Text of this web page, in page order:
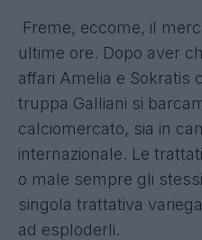
Freme, eccome, il
ultime ore. Dopo aver
affari Amelia e Sokratis
truppa Galliani si
calciomercato, sia in
internazionale. Le
o male sempre gli
singola trattativa
ad esploderli.